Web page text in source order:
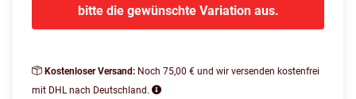
bitte die gewünschte Variation aus.
Kostenloser Versand: Noch 75,00 € und wir versenden kostenfrei
mit DHL nach Deutschland.